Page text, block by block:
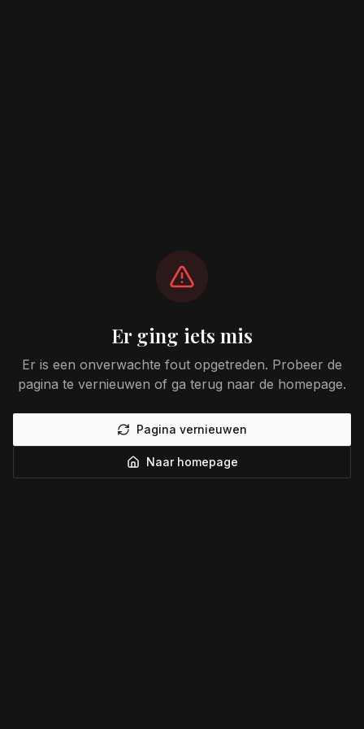
Er ging iets mis
Er is een onverwachte fout opgetreden. Probeer de
pagina te vernieuwen of ga terug naar de homepage.
Pagina vernieuwen
Naar homepage